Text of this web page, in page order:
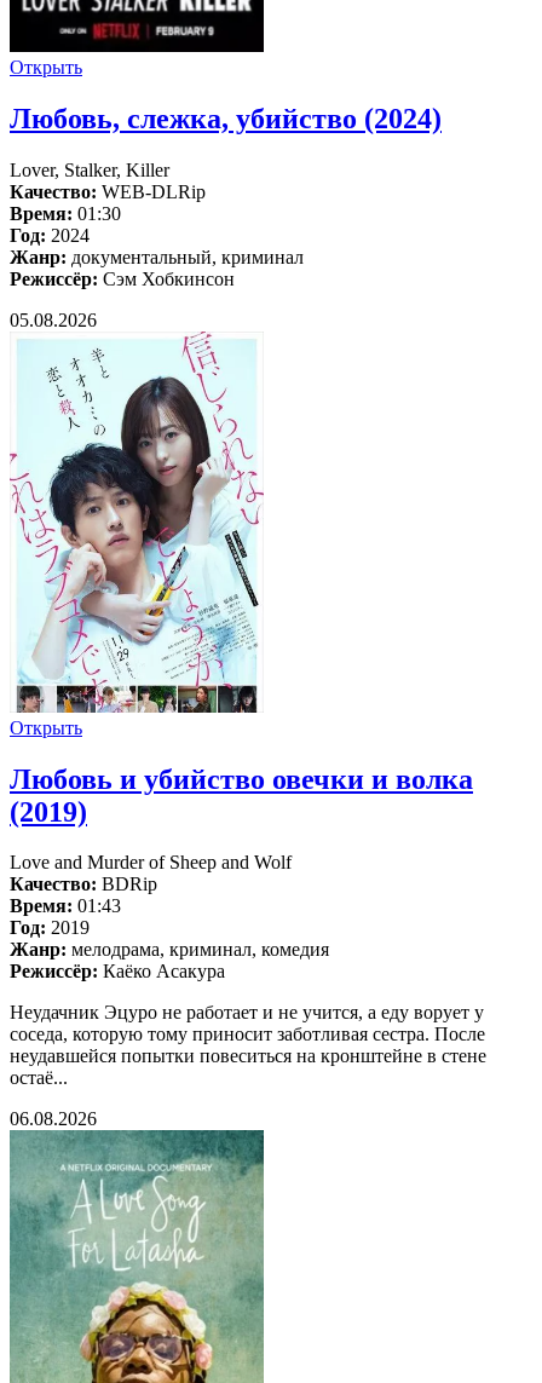
Открыть
Любовь, слежка, убийство (2024)
Lover, Stalker, Killer
Качество: WEB-DLRip
Время: 01:30
Год: 2024
Жанр: документальный, криминал
Режиссёр: Сэм Хобкинсон
05.08.2026
Открыть
Любовь и убийство овечки и волка
(2019)
Love and Murder of Sheep and Wolf
Качество: BDRip
Время: 01:43
Год: 2019
Жанр: мелодрама, криминал, комедия
Режиссёр: Каёко Асакура
Неудачник Эцуро не работает и не учится, а еду ворует у
соседа, которую тому приносит заботливая сестра. После
неудавшейся попытки повеситься на кронштейне в стене
остаё...
06.08.2026